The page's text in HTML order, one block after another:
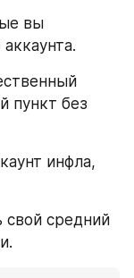
вы
пункт без
инфла,
средний